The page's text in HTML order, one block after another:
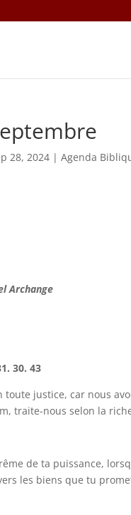
28, 2024 |Agenda
Archange
30. 43
justice, car nous
traite-nous selon la
de ta puissance,
les biens que tu